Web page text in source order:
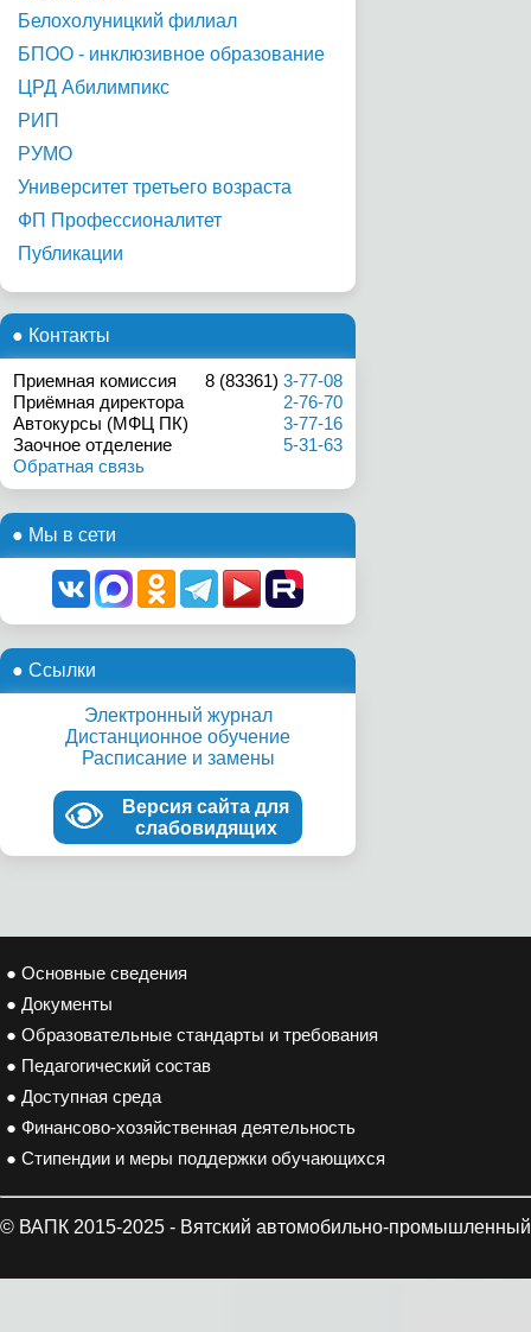
Белохолуницкий филиал
БПОО - инклюзивное образование
ЦРД Абилимпикс
РИП
РУМО
Университет третьего возраста
ФП Профессионалитет
Публикации
● Контакты
Приемная комиссия 8 (83361) 3-77-08
Приёмная директора
2-76-70
Автокурсы (МФЦ ПК)
3-77-16
Заочное отделение
5-31-63
Обратная связь
● Мы в сети
● Ссылки
Электронный журнал
Дистанционное обучение
Расписание и замены
Версия сайта для
слабовидящих
● Основные сведения
● Документы
● Образовательные стандарты и требования
● Педагогический состав
● Доступная среда
● Финансово-хозяйственная деятельность
● Стипендии и меры поддержки обучающихся
© ВАПК 2015-2025 - Вятский автомобильно-